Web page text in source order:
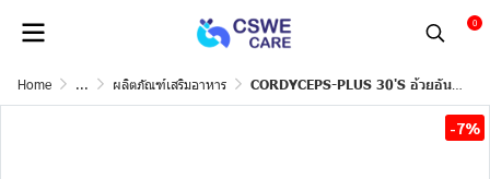
0
Home ... ผลิตภัณฑ์เสริมอาหาร CORDYCEPS-PLUS 30'S อ้วยอัน. (ตังถั่งเฉ้า)
-7%